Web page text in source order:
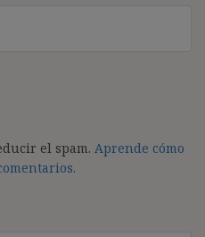
el spam. Aprende cómo